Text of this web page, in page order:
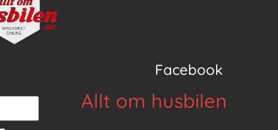
Facebook
Allt om husbilen